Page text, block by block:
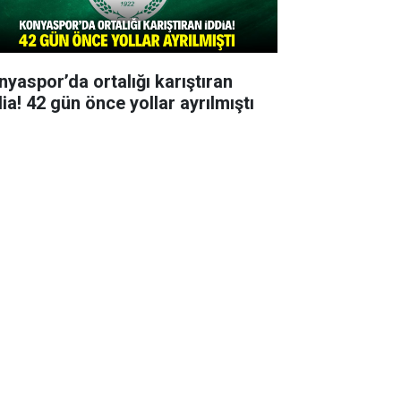
ortalığı karıştıran
42 gün önce yollar ayrılmıştı